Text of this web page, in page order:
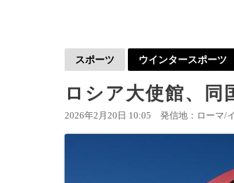
スポーツ ウインタースポーツ
ロシア大使館、
2026年2月20日 10:05 発信地：ローマ/